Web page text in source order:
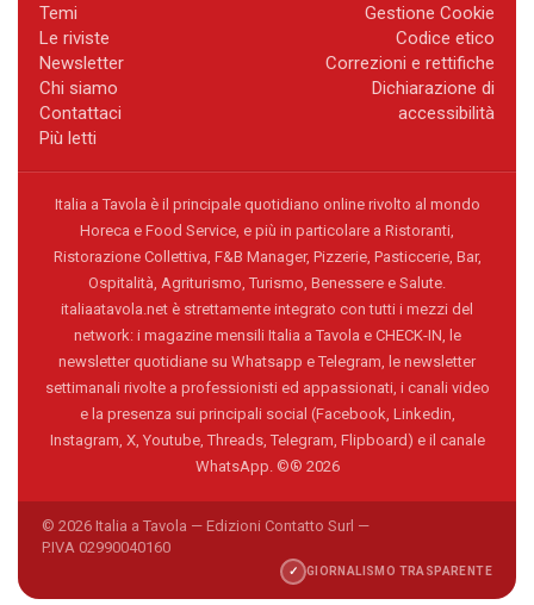
Temi
Le riviste
Newsletter
Chi siamo
Contattaci
Più letti
Gestione Cookie
Codice etico
Correzioni e rettifiche
Dichiarazione di
accessibilità
Italia a Tavola è il principale quotidiano online rivolto al mondo
Horeca e Food Service, e più in particolare a Ristoranti,
Ristorazione Collettiva, F&B Manager, Pizzerie, Pasticcerie, Bar,
Ospitalità, Agriturismo, Turismo, Benessere e Salute.
italiaatavola.net è strettamente integrato con tutti i mezzi del
network: i magazine mensili Italia a Tavola e CHECK-IN, le
newsletter quotidiane su Whatsapp e Telegram, le newsletter
settimanali rivolte a professionisti ed appassionati, i canali video
e la presenza sui principali social (Facebook, Linkedin,
Instagram, X, Youtube, Threads, Telegram, Flipboard) e il canale
WhatsApp. ©® 2026
© 2026 Italia a Tavola — Edizioni Contatto Surl —
P.IVA 02990040160
✓ GIORNALISMO TRASPARENTE